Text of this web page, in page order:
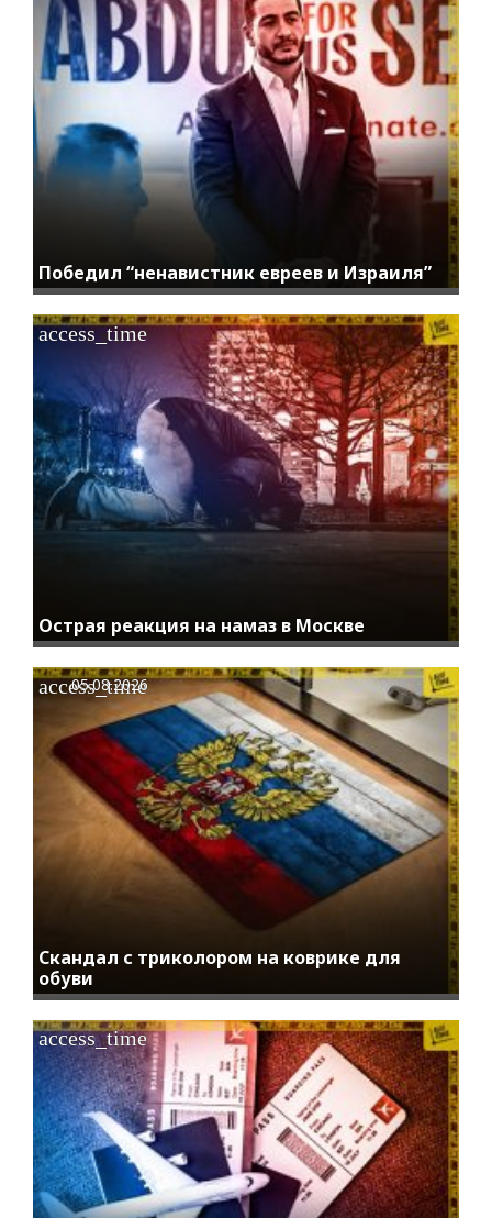
Победил “ненавистник евреев и Израиля”
Острая реакция на намаз в Москве
access_time
Скандал с триколором на коврике для
обуви
access_time
05.08.2026
access_time